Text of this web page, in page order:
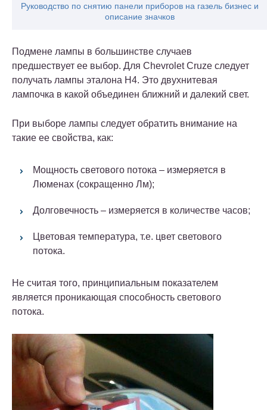
Руководство по снятию панели приборов на газель бизнес и
описание значков
Подмене лампы в большинстве случаев
предшествует ее выбор. Для Chevrolet Cruze следует
получать лампы эталона H4. Это двухнитевая
лампочка в какой объединен ближний и далекий свет.
При выборе лампы следует обратить внимание на
такие ее свойства, как:
Мощность светового потока – измеряется в
Люменах (сокращенно Лм);
Долговечность – измеряется в количестве часов;
Цветовая температура, т.е. цвет светового
потока.
Не считая того, принципиальным показателем
является проникающая способность светового
потока.